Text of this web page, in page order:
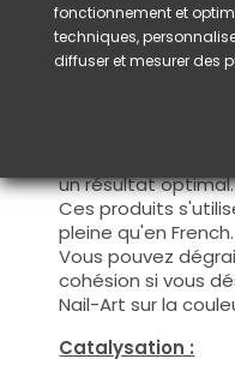
Cette couleur
manière fine, sur
nécessaire de
cohésion) ou sur
Ce produit
fermez le bord
appliquez la
un résultat optimal.
Ces produits
pleine qu'en French.
Vous pouvez
cohésion si vous
Nail-Art sur la
Catalysation :
fonctionnement et
techniques,
diffuser et mesurer des